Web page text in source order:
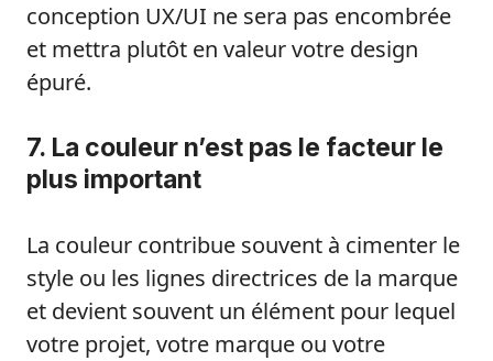
conception UX/UI ne sera pas encombrée
et mettra plutôt en valeur votre design
épuré.
7. La couleur n’est pas le facteur le
plus important
La couleur contribue souvent à cimenter le
style ou les lignes directrices de la marque
et devient souvent un élément pour lequel
votre projet, votre marque ou votre